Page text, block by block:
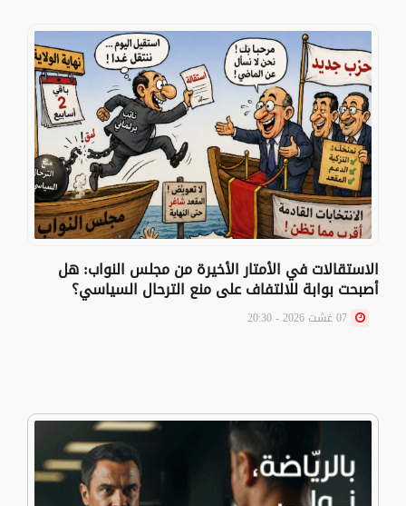
الاستقالات في الأمتار الأخيرة من مجلس النواب: هل
أصبحت بوابة للالتفاف على منع الترحال السياسي؟